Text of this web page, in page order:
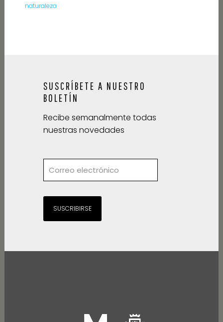
naturaleza
SUSCRÍBETE A NUESTRO
BOLETÍN
Recibe semanalmente todas
nuestras novedades
SUSCRIBIRSE